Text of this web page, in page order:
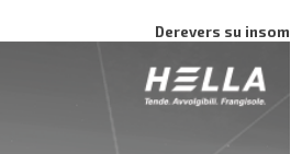
Derevers su insom